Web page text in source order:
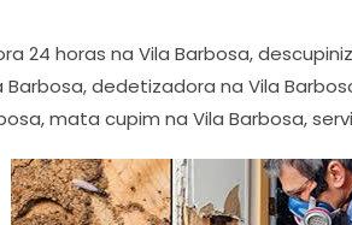
24 horas na Vila Barbosa,
dedetizadora na Vila
mata cupim na Vila Barbosa,